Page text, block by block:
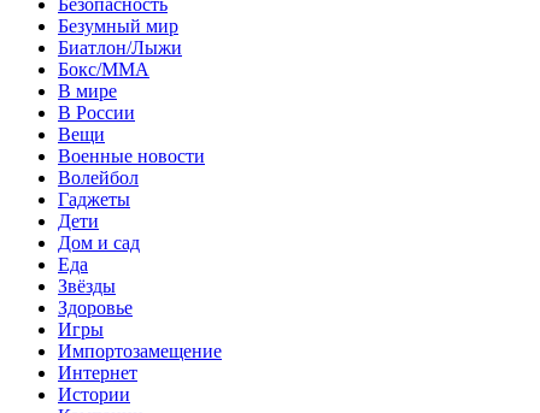
Безумный мир
Биатлон/Лыжи
Бокс/MMA
В мире
В России
Вещи
Военные новости
Волейбол
Гаджеты
Дети
Дом и сад
Еда
Звёзды
Здоровье
Игры
Импортозамещение
Интернет
Истории